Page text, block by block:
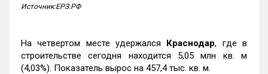
Источник:ЕРЗ.РФ
На четвертом месте удержался Краснодар, где в
строительстве сегодня находится 5,05 млн кв. м
(4,03%). Показатель вырос на 457,4 тыс. кв. м.